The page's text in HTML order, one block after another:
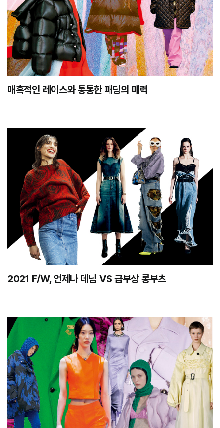
매혹적인 레이스와 통통한 패딩의 매력
2021 F/W, 언제나 데님 VS 급부상 롱부츠